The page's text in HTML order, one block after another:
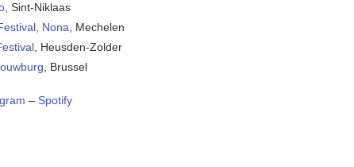
, Sint-Niklaas
Nona , Mechelen
, Heusden-Zolder
, Brussel
– Spotify